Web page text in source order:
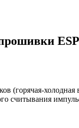
(горячая-
считывания